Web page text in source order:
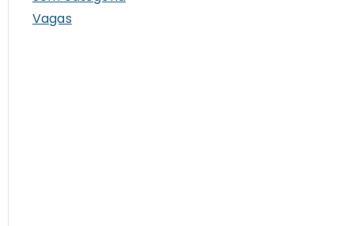
Vagas